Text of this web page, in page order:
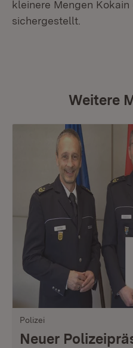
kleinere Mengen
sichergestellt.
Weitere
Polizei
Neuer